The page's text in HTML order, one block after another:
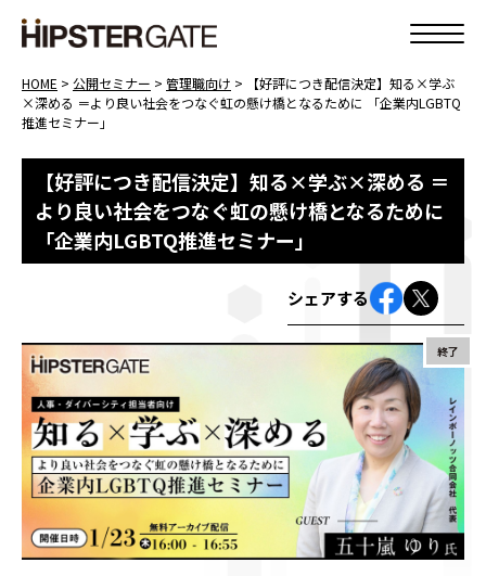
HOME > 公開セミナー > 管理職向け >
【好評につき配信決定】知る×学ぶ
×深める ＝より良い社会をつなぐ虹の懸け橋となるために 「企業内LGBTQ
推進セミナー」
【好評につき配信決定】知る×学ぶ×深める ＝
より良い社会をつなぐ虹の懸け橋となるために
「企業内LGBTQ推進セミナー」
シェアする
終了